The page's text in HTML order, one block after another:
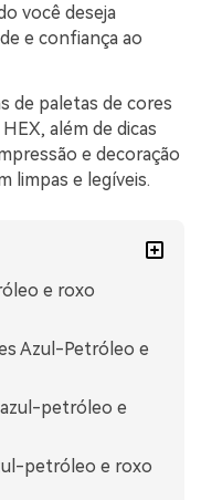
você deseja
e confiança ao
de paletas de cores
além de dicas
e decoração
limpas e legíveis.
e roxo
Azul-Petróleo e
petróleo e
petróleo e roxo